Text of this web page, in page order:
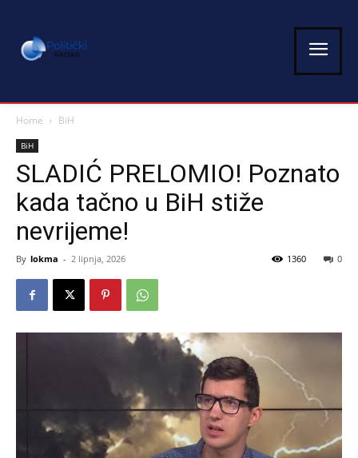
Home BiH
BiH
SLADIĆ PRELOMIO! Poznato
kada tačno u BiH stiže
nevrijeme!
By lokma - 2 lipnja, 2026 0
1360